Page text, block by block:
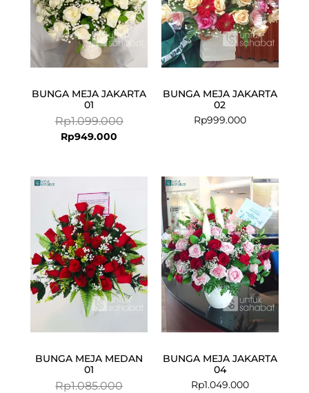
BUNGA MEJA JAKARTA
01
Rp1.099.000
Rp949.000
BUNGA MEJA JAKARTA
02
Rp999.000
BUNGA MEJA MEDAN
01
Rp1.085.000
Rp1.085.000.
Rp899.000.
BUNGA MEJA JAKARTA
04
Rp1.049.000